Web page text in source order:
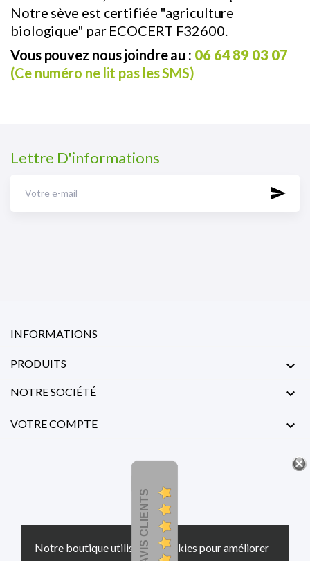
Notre boutique utilise des cookies pour améliorer
Notre sève est certifiée "agriculture
biologique" par ECOCERT F32600.
Vous pouvez nous joindre au : 06 64 89 03 07
(Ce numéro ne lit pas les SMS)
Lettre D'informations
INFORMATIONS
PRODUITS 
NOTRE SOCIÉTÉ 
VOTRE COMPTE 
AVIS CLIENTS